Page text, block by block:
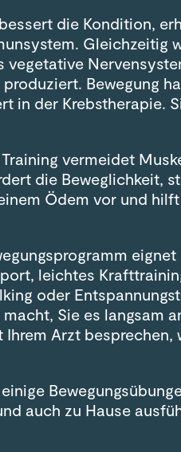
die Kondition,
Gleichzeitig
Bewegung
in der Krebstherapie.
vermeidet
die Beweglichkeit,
Ödem vor und
leichtes
oder
Sie es langsam
Ihrem Arzt besprechen,
auch zu Hause